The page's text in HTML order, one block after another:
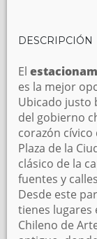
DESCRIPCIÓN
El
es la mejor
Ubicado justo
del gobierno
corazón
Plaza de la
clásico de la
fuentes y
Desde este
tienes lugares
Chileno de